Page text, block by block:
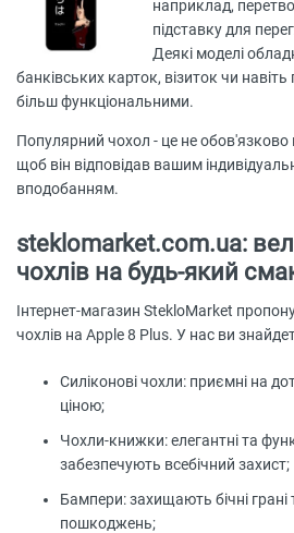
наприклад,
підставку для
Деякі моделі
банківських карток, візиток чи
більш функціональними.
Популярний чохол - це не
щоб він відповідав вашим
вподобанням.
steklomarket.com.ua:
чохлів на будь-який
Інтернет-магазин StekloMarket
чохлів на Apple 8 Plus. У нас ви
Силіконові чохли: приємні на
ціною;
Чохли-книжки: елегантні та
забезпечують всебічний захист;
Бампери: захищають бічні грані
пошкоджень;